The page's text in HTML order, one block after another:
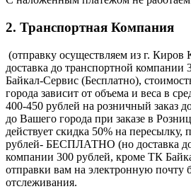
2. Транспортная Компания
(отправку осуществляем из г. Киров
доставка до транспортной
Байкал-Сервис (Бесплатно),
города зависит от объема и веса в
400-450 рублей на розничный заказ
до Вашего города при заказе в
действует скидка 50% на пересылку,
рублей- БЕСПЛАТНО (но доставка
компании 300 рублей, кроме ТК
отправки вам на электронную почту
отслеживания.